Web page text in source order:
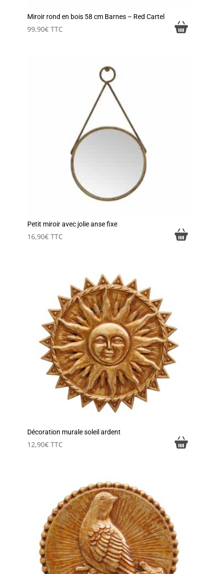
Miroir rond en bois 58 cm Barnes – Red Cartel
99,90€ TTC
Petit miroir avec jolie anse fixe
16,90€ TTC
Décoration murale soleil ardent
12,90€ TTC